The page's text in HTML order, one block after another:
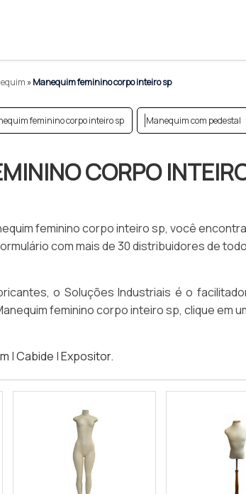
»Manequim feminino corpo inteiro sp
feminino corpo inteiro sp Manequim com pedestal
CORPO
feminino corpo inteiro sp, você
com mais de 30 distribuidores de
o Soluções Industriais é o
feminino corpo inteiro sp, clique em
|Cabide |Expositor.